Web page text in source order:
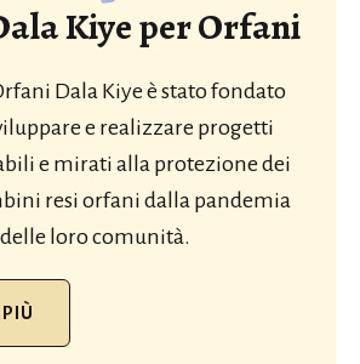
Kiye per Orfani
Dala Kiye è stato fondato
e realizzare progetti
e mirati alla protezione dei
resi orfani dalla pandemia
loro comunità.